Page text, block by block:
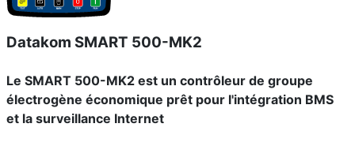
Datakom SMART 500-MK2
Le SMART 500-MK2 est un contrôleur de groupe
électrogène économique prêt pour l'intégration BMS
et la surveillance Internet